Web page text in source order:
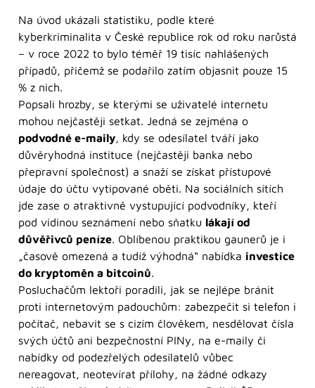
Na úvod ukázali statistiku, podle které
kyberkriminalita v České republice rok od roku narůstá
– v roce 2022 to bylo téměř 19 tisíc nahlášených
případů, přičemž se podařilo zatím objasnit pouze 15
% z nich.
Popsali hrozby, se kterými se uživatelé internetu
mohou nejčastěji setkat. Jedná se zejména o
podvodné e-maily, kdy se odesílatel tváří jako
důvěryhodná instituce (nejčastěji banka nebo
přepravní společnost) a snaží se získat přístupové
údaje do účtu vytipované oběti. Na sociálních sítích
jde zase o atraktivně vystupující podvodníky, kteří
pod vidinou seznámení nebo sňatku lákají od
důvěřivců peníze. Oblíbenou praktikou gaunerů je i
„časově omezená a tudíž výhodná“ nabídka investice
do kryptoměn a bitcoinů.
Posluchačům lektoři poradili, jak se nejlépe bránit
proti internetovým padouchům: zabezpečit si telefon i
počítač, nebavit se s cizím člověkem, nesdělovat čísla
svých účtů ani bezpečnostní PINy, na e-maily či
nabídky od podezřelých odesílatelů vůbec
nereagovat, neotevírat přílohy, na žádné odkazy